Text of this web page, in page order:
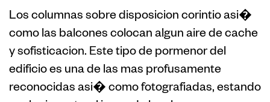
Los columnas sobre disposicion corintio asi�
como las balcones colocan algun aire de cache
y sofisticacion. Este tipo de pormenor del
edificio es una de las mas profusamente
reconocidas asi� como fotografiadas, estando